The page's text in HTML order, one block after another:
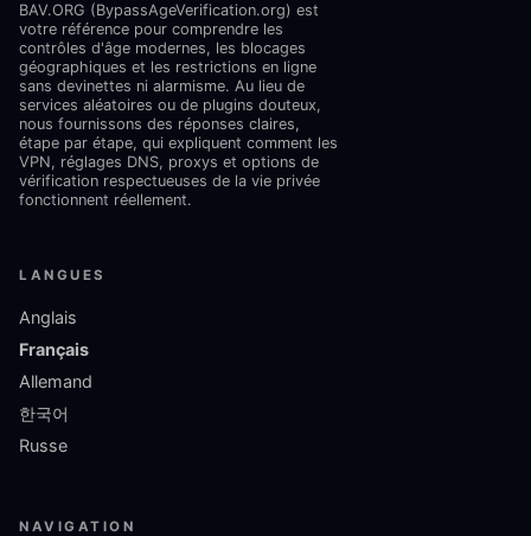
BAV.ORG (BypassAgeVerification.org) est
votre référence pour comprendre les
contrôles d'âge modernes, les blocages
géographiques et les restrictions en ligne
sans devinettes ni alarmisme. Au lieu de
services aléatoires ou de plugins douteux,
nous fournissons des réponses claires,
étape par étape, qui expliquent comment les
VPN, réglages DNS, proxys et options de
vérification respectueuses de la vie privée
fonctionnent réellement.
LANGUES
Anglais
Français
Allemand
한국어
Russe
NAVIGATION